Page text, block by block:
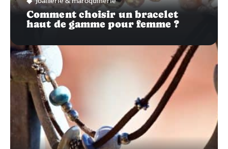
Comment choisir un bracelet
haut de gamme pour femme ?